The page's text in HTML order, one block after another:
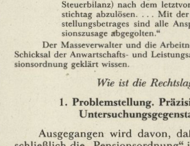
stichtag abzulösen. . . . Mit der
stellungsbetragcs sind alle
sionszusage abgegolten."
Der Masseverwalter und die
Schicksal der Anwartschafts- und
sionsordnung geklärt wissen.
Wie ist die
1. Problemstellung.
Ausgegangen wird davon,